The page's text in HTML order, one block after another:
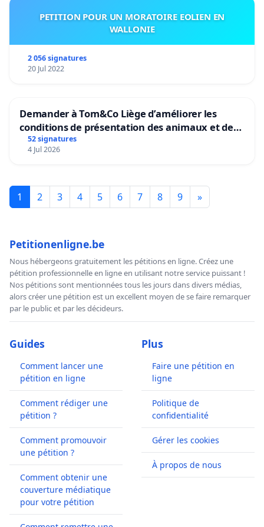
PETITION POUR UN MORATOIRE EOLIEN EN
WALLONIE
2 056 signatures
20 Jul 2022
Demander à Tom&Co Liège d’améliorer les
conditions de présentation des animaux et de
mettre fin à la vente d’animaux en magasin
52 signatures
4 Jul 2026
1 2 3 4 5 6 7 8 9 »
Petitionenligne.be
Nous hébergeons gratuitement les pétitions en ligne. Créez une
pétition professionnelle en ligne en utilisant notre service puissant !
Nos pétitions sont mentionnées tous les jours dans divers médias,
alors créer une pétition est un excellent moyen de se faire remarquer
par le public et par les décideurs.
Guides
Comment lancer une
pétition en ligne
Comment rédiger une
pétition ?
Comment promouvoir
une pétition ?
Comment obtenir une
couverture médiatique
pour votre pétition
Plus
Faire une pétition en
ligne
Politique de
confidentialité
Gérer les cookies
À propos de nous